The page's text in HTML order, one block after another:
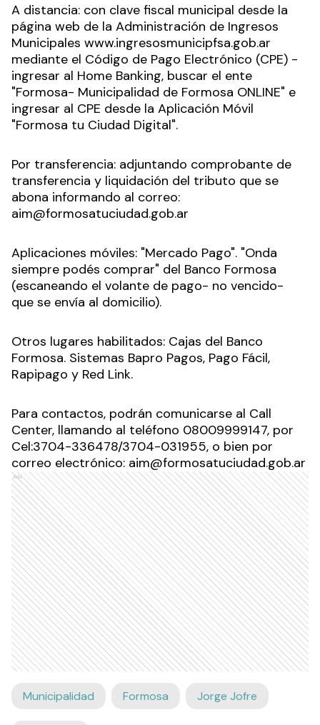
A distancia: con clave fiscal municipal desde la
página web de la Administración de Ingresos
Municipales www.ingresosmunicipfsa.gob.ar
mediante el Código de Pago Electrónico (CPE) -
ingresar al Home Banking, buscar el ente
"Formosa- Municipalidad de Formosa ONLINE" e
ingresar al CPE desde la Aplicación Móvil
"Formosa tu Ciudad Digital".
Por transferencia: adjuntando comprobante de
transferencia y liquidación del tributo que se
abona informando al correo:
aim@formosatuciudad.gob.ar
Aplicaciones móviles: "Mercado Pago". "Onda
siempre podés comprar" del Banco Formosa
(escaneando el volante de pago- no vencido-
que se envía al domicilio).
Otros lugares habilitados: Cajas del Banco
Formosa. Sistemas Bapro Pagos, Pago Fácil,
Rapipago y Red Link.
Para contactos, podrán comunicarse al Call
Center, llamando al teléfono 08009999147, por
Cel:3704-336478/3704-031955, o bien por
correo electrónico: aim@formosatuciudad.gob.ar
Ads
Municipalidad Formosa Jorge Jofre